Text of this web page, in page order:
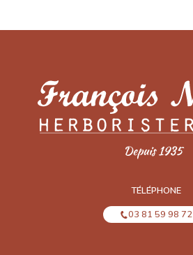
TÉLÉPHONE
03 81 59 98 72